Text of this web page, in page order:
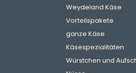
Weydeland Käse
Vorteilspakete
ganze Käse
Käsespezialitäten
Würstchen und